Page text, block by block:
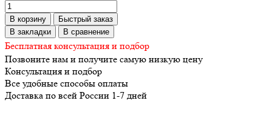
В корзину
Быстрый заказ
В закладки
В сравнение
Бесплатная консультация и подбор
Позвоните нам и получите самую низкую цену
Консультация и подбор
Все удобные способы оплаты
Доставка по всей России 1-7 дней